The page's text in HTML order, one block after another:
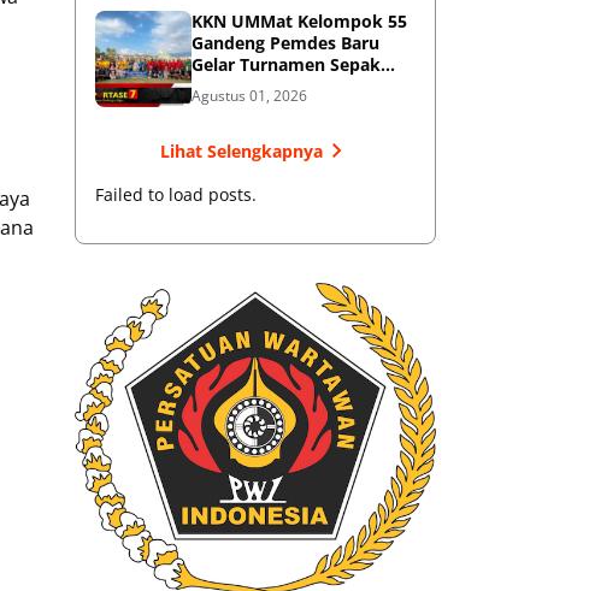
KKN UMMat Kelompok 55
Gandeng Pemdes Baru
Gelar Turnamen Sepak
Bola
Agustus 01, 2026
Lihat Selengkapnya
Failed to load posts.